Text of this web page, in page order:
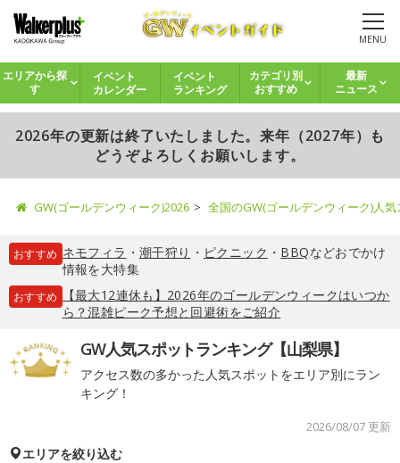
MENU
エリアから探
す
イベント
カレンダー
イベント
ランキング
カテゴリ別
おすすめ
最新
ニュース
2026年の更新は終了いたしました。来年（2027年）も
どうぞよろしくお願いします。
GW(ゴールデンウィーク)2026 全国のGW(ゴールデンウィーク)人
おすすめ ネモフィラ ・ 潮干狩り ・ ピクニック ・ BBQなどおでかけ
情報を大特集
おすすめ
【最大12連休も】2026年のゴールデンウィークはいつか
ら？混雑ピーク予想と回避術をご紹介
GW人気スポットランキング【山梨県】
アクセス数の多かった人気スポットをエリア別にラン
キング！
2026/08/07 更新
エリアを絞り込む